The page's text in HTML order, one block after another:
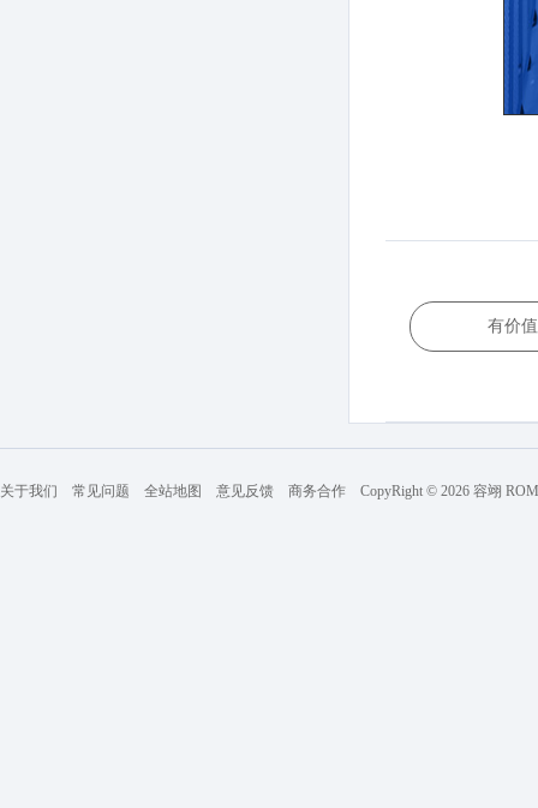
有价值
关于我们 常见问题 全站地图 意见反馈 商务合作 CopyRight © 2026 容翊